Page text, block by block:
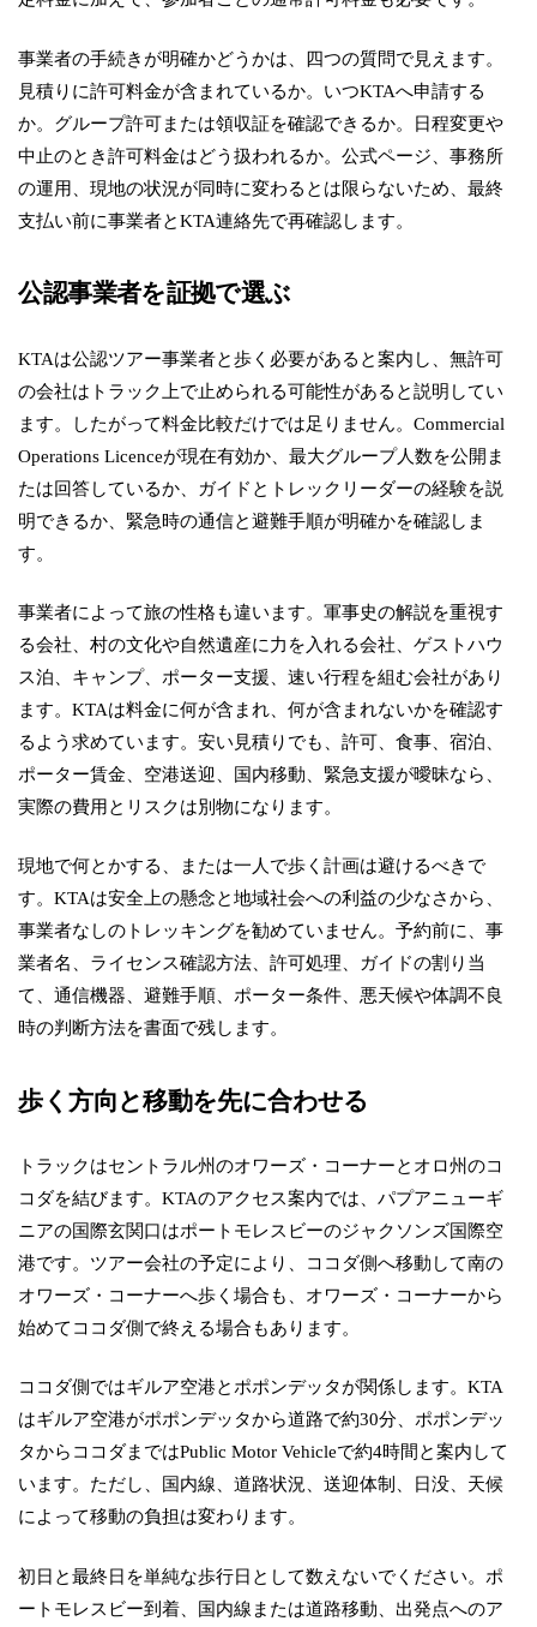
事業者の手続きが明確かどうかは、四つの質問で見えます。
見積りに許可料金が含まれているか。いつKTAへ申請する
か。グループ許可または領収証を確認できるか。日程変更や
中止のとき許可料金はどう扱われるか。公式ページ、事務所
の運用、現地の状況が同時に変わるとは限らないため、最終
支払い前に事業者とKTA連絡先で再確認します。
公認事業者を証拠で選ぶ
KTAは公認ツアー事業者と歩く必要があると案内し、無許可
の会社はトラック上で止められる可能性があると説明してい
ます。したがって料金比較だけでは足りません。Commercial
Operations Licenceが現在有効か、最大グループ人数を公開ま
たは回答しているか、ガイドとトレックリーダーの経験を説
明できるか、緊急時の通信と避難手順が明確かを確認しま
す。
事業者によって旅の性格も違います。軍事史の解説を重視す
る会社、村の文化や自然遺産に力を入れる会社、ゲストハウ
ス泊、キャンプ、ポーター支援、速い行程を組む会社があり
ます。KTAは料金に何が含まれ、何が含まれないかを確認す
るよう求めています。安い見積りでも、許可、食事、宿泊、
ポーター賃金、空港送迎、国内移動、緊急支援が曖昧なら、
実際の費用とリスクは別物になります。
現地で何とかする、または一人で歩く計画は避けるべきで
す。KTAは安全上の懸念と地域社会への利益の少なさから、
事業者なしのトレッキングを勧めていません。予約前に、事
業者名、ライセンス確認方法、許可処理、ガイドの割り当
て、通信機器、避難手順、ポーター条件、悪天候や体調不良
時の判断方法を書面で残します。
歩く方向と移動を先に合わせる
トラックはセントラル州のオワーズ・コーナーとオロ州のコ
コダを結びます。KTAのアクセス案内では、パプアニューギ
ニアの国際玄関口はポートモレスビーのジャクソンズ国際空
港です。ツアー会社の予定により、ココダ側へ移動して南の
オワーズ・コーナーへ歩く場合も、オワーズ・コーナーから
始めてココダ側で終える場合もあります。
ココダ側ではギルア空港とポポンデッタが関係します。KTA
はギルア空港がポポンデッタから道路で約30分、ポポンデッ
タからココダまではPublic Motor Vehicleで約4時間と案内して
います。ただし、国内線、道路状況、送迎体制、日没、天候
によって移動の負担は変わります。
初日と最終日を単純な歩行日として数えないでください。ポ
ートモレスビー到着、国内線または道路移動、出発点へのア